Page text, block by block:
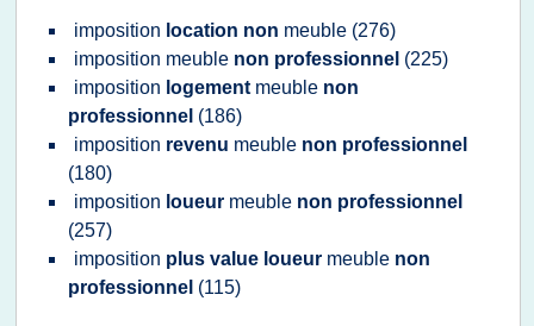
imposition location non meuble (276)
imposition meuble non professionnel (225)
imposition logement meuble non
professionnel (186)
imposition revenu meuble non professionnel
(180)
imposition loueur meuble non professionnel
(257)
imposition plus value loueur meuble non
professionnel (115)